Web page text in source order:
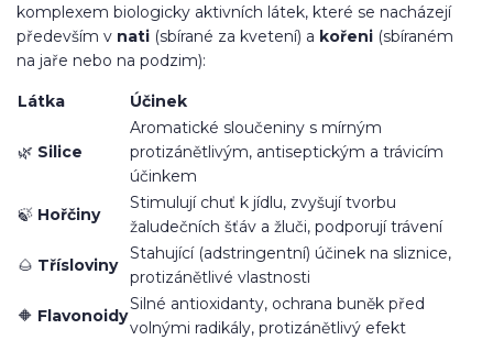
komplexem biologicky aktivních látek, které se nacházejí
především v nati (sbírané za kvetení) a kořeni (sbíraném
na jaře nebo na podzim):
Látka Účinek
🌿 Silice
Aromatické sloučeniny s mírným
protizánětlivým, antiseptickým a trávicím
účinkem
🍃 Hořčiny
Stimulují chuť k jídlu, zvyšují tvorbu
žaludečních šťáv a žluči, podporují trávení
🌰 Třísloviny
Stahující (adstringentní) účinek na sliznice,
protizánětlivé vlastnosti
🔶 Flavonoidy
Silné antioxidanty, ochrana buněk před
volnými radikály, protizánětlivý efekt